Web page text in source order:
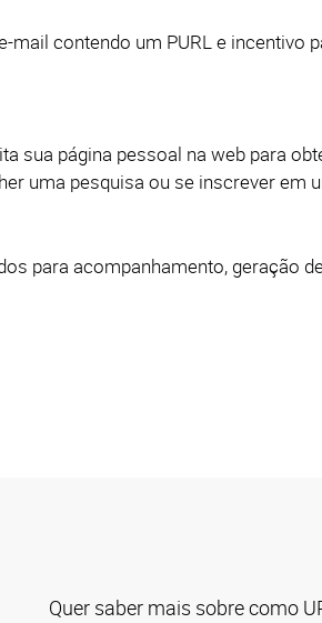
mail contendo um PURL e incentivo
sua página pessoal na web para
uma pesquisa ou se inscrever em
para acompanhamento, geração
Quer saber mais sobre como